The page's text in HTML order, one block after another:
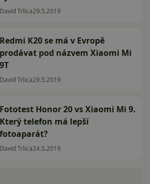
David Trlica29.5.2019
Redmi K20 se má v Evropě
prodávat pod názvem Xiaomi Mi
9T
David Trlica29.5.2019
Fototest Honor 20 vs Xiaomi Mi 9.
Který telefon má lepší
fotoaparát?
David Trlica24.5.2019